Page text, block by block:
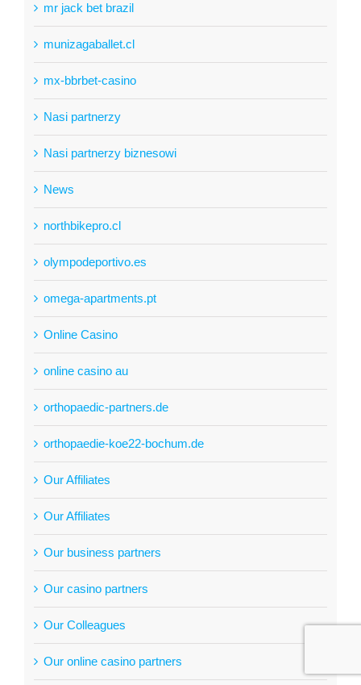
mr jack bet brazil
munizagaballet.cl
mx-bbrbet-casino
Nasi partnerzy
Nasi partnerzy biznesowi
News
northbikepro.cl
olympodeportivo.es
omega-apartments.pt
Online Casino
online casino au
orthopaedic-partners.de
orthopaedie-koe22-bochum.de
Our Affiliates
Our Affiliates
Our business partners
Our casino partners
Our Colleagues
Our online casino partners